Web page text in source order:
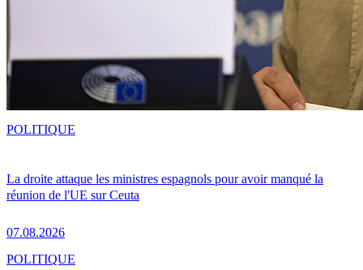
La droite attaque les ministres espagnols pour avoir manqué la
réunion de l'UE sur Ceuta
07.08.2026
POLITIQUE
POLITIQUE